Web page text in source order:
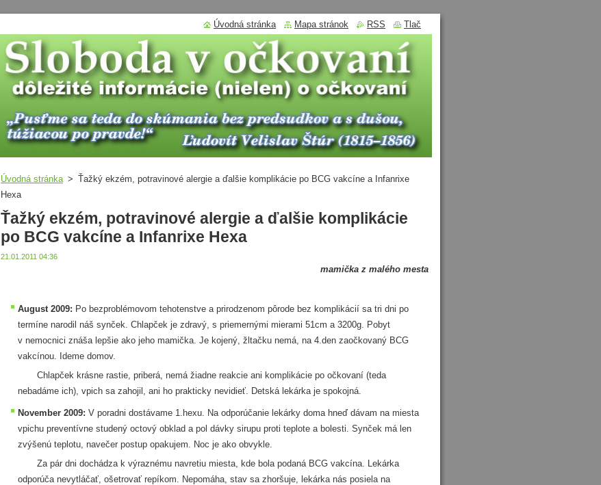
Úvodná stránka > Ťažký ekzém, potravinové alergie a ďalšie komplikácie po BCG vakcíne a Infanrixe
Hexa
Ťažký ekzém, potravinové alergie a ďalšie komplikácie
po BCG vakcíne a Infanrixe Hexa
21.01.2011 04:36
mamička z malého mesta
August 2009: Po bezproblémovom tehotenstve a prirodzenom pôrode bez komplikácií sa tri dni po
termíne narodil náš synček. Chlapček je zdravý, s priemernými mierami 51cm a 3200g. Pobyt
v nemocnici znáša lepšie ako jeho mamička. Je kojený, žltačku nemá, na 4.den zaočkovaný BCG
vakcínou. Ideme domov.
Chlapček krásne rastie, priberá, nemá žiadne reakcie ani komplikácie po očkovaní (teda
nebadáme ich), vpich sa zahojil, ani ho prakticky nevidieť. Detská lekárka je spokojná.
November 2009: V poradni dostávame 1.hexu. Na odporúčanie lekárky doma hneď dávam na miesta
vpichu preventívne studený octový obklad a pol dávky sirupu proti teplote a bolesti. Synček má len
zvýšenú teplotu, navečer postup opakujem. Noc je ako obvykle.
Za pár dni dochádza k výraznému navretiu miesta, kde bola podaná BCG vakcína. Lekárka
odporúča nevytláčať, ošetrovať repíkom. Nepomáha, stav sa zhoršuje, lekárka nás posiela na
Úvodná stránka Mapa stránok RSS Tlač